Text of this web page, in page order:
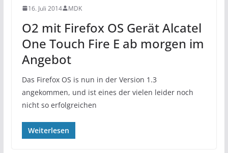
16. Juli 2014 MDK
O2 mit Firefox OS Gerät Alcatel
One Touch Fire E ab morgen im
Angebot
Das Firefox OS is nun in der Version 1.3
angekommen, und ist eines der vielen leider noch
nicht so erfolgreichen
Weiterlesen